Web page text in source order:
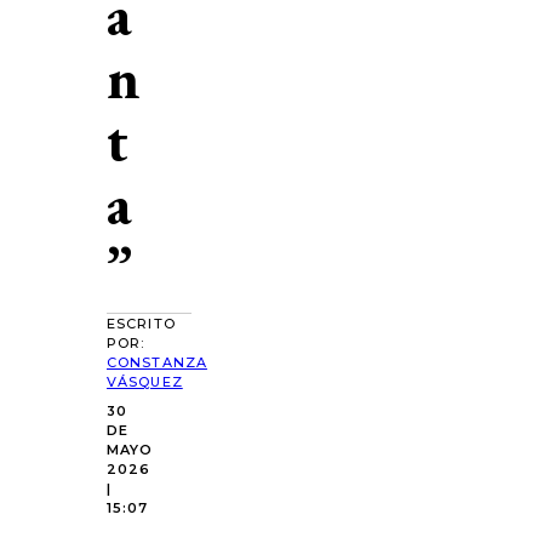
n
t
a
”
ESCRITO
POR:
CONSTANZA
VÁSQUEZ
30
DE
MAYO
2026
|
15:07